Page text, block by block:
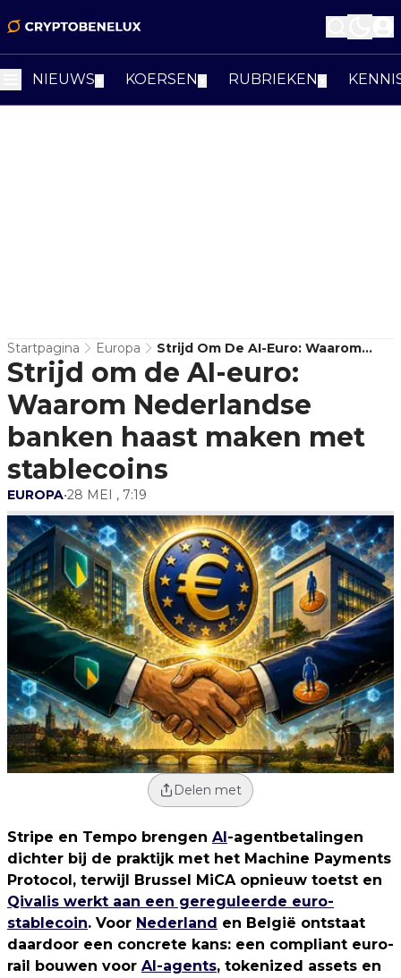
NIEUWS KOERSEN RUBRIEKEN
Startpagina Europa
Strijd Om De AI-Euro: Waarom
Nederlandse Banken Haast Maken
Met Stablecoins
Strijd om de AI-euro:
Waarom Nederlandse
banken haast maken met
stablecoins
EUROPA•28 MEI , 7:19
Delen met
Stripe en Tempo brengen AI-agentbetalingen
dichter bij de praktijk met het Machine Payments
Protocol, terwijl Brussel MiCA opnieuw toetst en
Qivalis werkt aan een gereguleerde euro-
stablecoin. Voor Nederland en België ontstaat
daardoor een concrete kans: een compliant euro-
rail bouwen voor AI-agents, tokenized assets en